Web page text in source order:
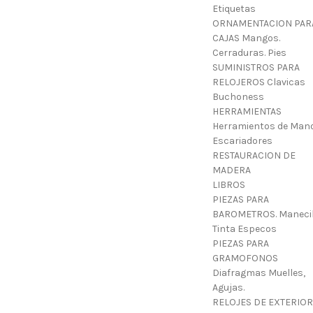
Etiquetas
ORNAMENTACION
CAJAS Mangos.
Cerraduras. Pies
SUMINISTROS PARA
RELOJEROS Clavicas
Buchoness
HERRAMIENTAS
Herramientos de
Escariadores
RESTAURACION DE
MADERA
LIBROS
PIEZAS PARA
BAROMETROS.
Tinta Especos
PIEZAS PARA
GRAMOFONOS
Diafragmas Muelles,
Agujas.
RELOJES DE EXTERIOR